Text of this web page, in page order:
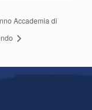
Accademia di